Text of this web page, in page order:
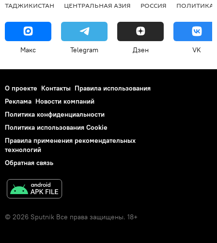
ТАДЖИКИСТАН ЦЕНТРАЛЬНАЯ АЗИЯ РОССИЯ ПОЛИТИКА
Макс Telegram Дзен VK
О проекте Контакты Правила использования
Реклама Новости компаний
Политика конфиденциальности
Политика использования Cookie
Правила применения рекомендательных
технологий
Обратная связь
© 2026 Sputnik Все права защищены. 18+